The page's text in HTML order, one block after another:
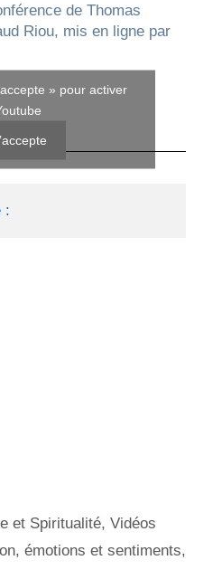
de Thomas
Riou, mis en ligne par
» pour activer
:
et Spiritualité,Vidéos
,émotions et sentiments,